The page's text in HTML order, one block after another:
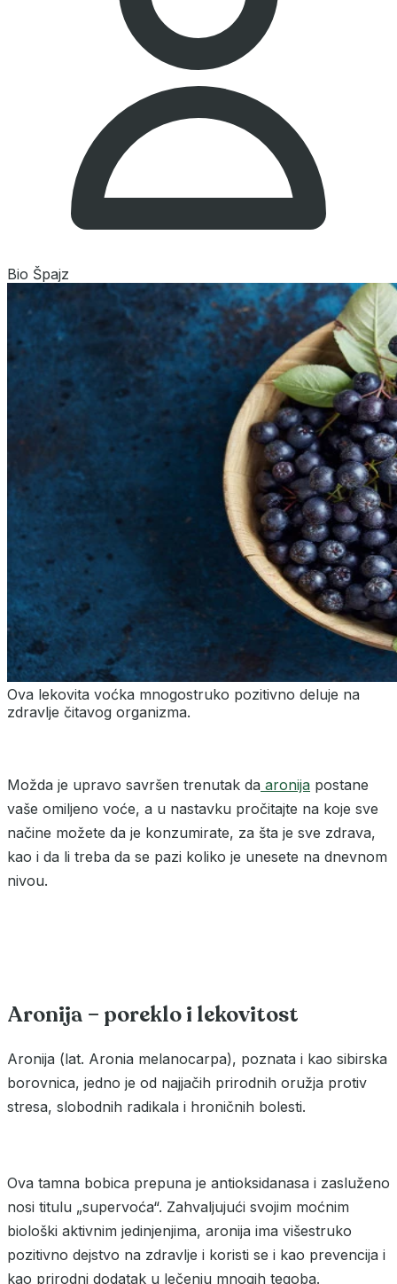
Bio Špajz
Ova lekovita voćka mnogostruko pozitivno deluje na
zdravlje čitavog organizma.
Možda je upravo savršen trenutak da aronija postane
vaše omiljeno voće, a u nastavku pročitajte na koje sve
načine možete da je konzumirate, za šta je sve zdrava,
kao i da li treba da se pazi koliko je unesete na dnevnom
nivou.
Aronija – poreklo i lekovitost
Aronija (lat. Aronia melanocarpa), poznata i kao sibirska
borovnica, jedno je od najjačih prirodnih oružja protiv
stresa, slobodnih radikala i hroničnih bolesti.
Ova tamna bobica prepuna je antioksidanasa i zasluženo
nosi titulu „supervoća“. Zahvaljujući svojim moćnim
biološki aktivnim jedinjenjima, aronija ima višestruko
pozitivno dejstvo na zdravlje i koristi se i kao prevencija i
kao prirodni dodatak u lečenju mnogih tegoba.